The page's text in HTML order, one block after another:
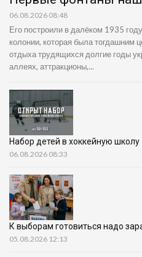
06.08.2026 08:48
Его построили в далёком 1935
колонии, которая была тогдашним
отдыха трудящихся долгие годы
аллеях, аттракционы,...
Набор детей в хоккейную школу
06.08.2026 08:33
К выборам готовиться надо
05.08.2026 12:13